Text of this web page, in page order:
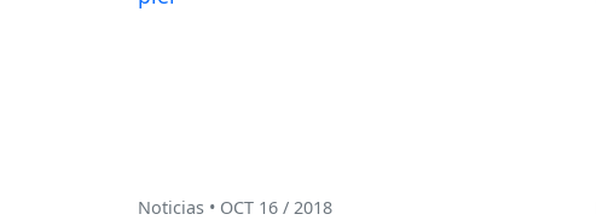
Noticias • OCT 16 / 2018